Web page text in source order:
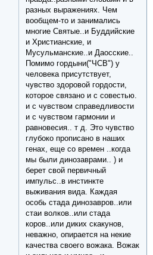
разных выражениях. Чем
вообщем-то и занимались
многие Святые..и Буддийские
и Христианские, и
Мусульманские..и Даосские..
Помимо гордыни("ЧСВ") у
человека присутствует,
чувство здоровой гордости,
которое связано и с совестью.
и с чувством справедливости
и с чувством гармонии и
равновесия.. т д. Это чувство
глубоко прописано в наших
генах, еще со времен ..когда
мы были динозаврами.. ) и
берет свой первичный
импульс..в инстинкте
выживания вида. Каждая
особь стада динозавров..или
стаи волков..или стада
коров..или диких скакунов,
неважно, опирается на некие
качества своего вожака. Вожак